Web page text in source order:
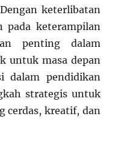
keterlibatan
pada keterampilan
penting dalam
untuk masa depan
dalam pendidikan
strategis untuk
cerdas, kreatif, dan